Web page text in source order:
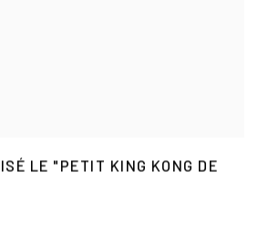
LE "PETIT KING KONG DE